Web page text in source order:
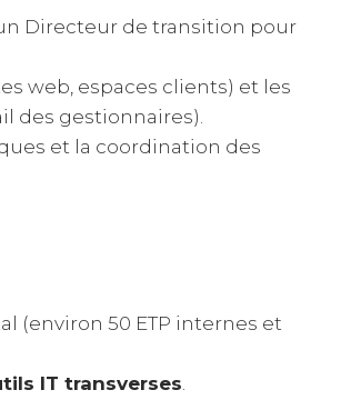
Directeur de transition pour
web, espaces clients) et les
des gestionnaires).
et la coordination des
(environ 50 ETP internes et
IT transverses